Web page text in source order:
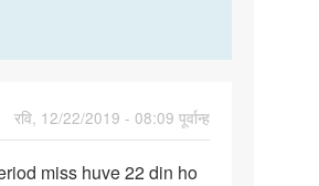
रवि, 12/22/2019 - 08:09 पूर्वान्ह
miss huve 22 din ho